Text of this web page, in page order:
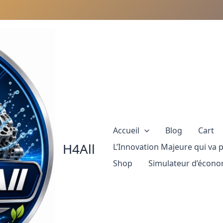
H4All
Accueil Blog
Cart
L’Innovation Majeure qui va
Shop
Simulateur